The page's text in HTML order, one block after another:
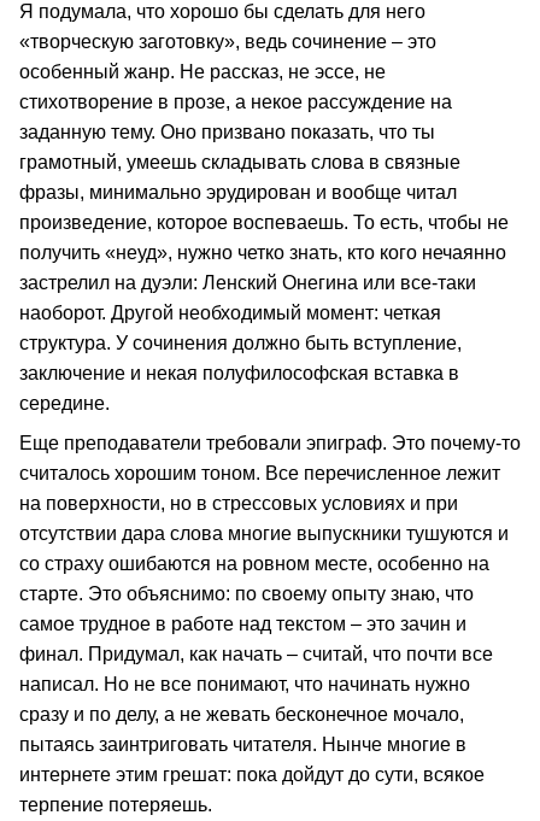
Я подумала, что хорошо бы сделать для него
«творческую заготовку», ведь сочинение – это
особенный жанр. Не рассказ, не эссе, не
стихотворение в прозе, а некое рассуждение на
заданную тему. Оно призвано показать, что ты
грамотный, умеешь складывать слова в связные
фразы, минимально эрудирован и вообще читал
произведение, которое воспеваешь. То есть, чтобы не
получить «неуд», нужно четко знать, кто кого нечаянно
застрелил на дуэли: Ленский Онегина или все-таки
наоборот. Другой необходимый момент: четкая
структура. У сочинения должно быть вступление,
заключение и некая полуфилософская вставка в
середине.
Еще преподаватели требовали эпиграф. Это почему-то
считалось хорошим тоном. Все перечисленное лежит
на поверхности, но в стрессовых условиях и при
отсутствии дара слова многие выпускники тушуются и
со страху ошибаются на ровном месте, особенно на
старте. Это объяснимо: по своему опыту знаю, что
самое трудное в работе над текстом – это зачин и
финал. Придумал, как начать – считай, что почти все
написал. Но не все понимают, что начинать нужно
сразу и по делу, а не жевать бесконечное мочало,
пытаясь заинтриговать читателя. Нынче многие в
интернете этим грешат: пока дойдут до сути, всякое
терпение потеряешь.